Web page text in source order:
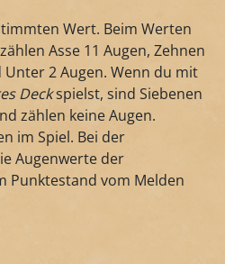
Wert. Beim Werten
Asse 11 Augen, Zehnen
Unter 2 Augen. Wenn du mit
Deckspielst, sind Siebenen
zählen keine Augen.
im Spiel. Bei der
Augenwerte der
Punktestand vom Melden